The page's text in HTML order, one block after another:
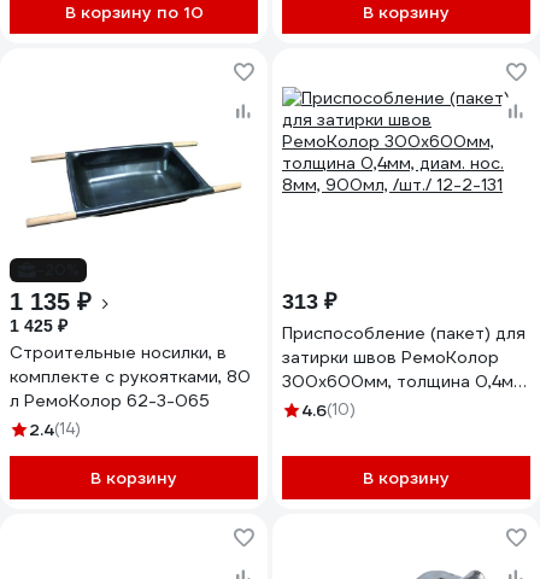
В корзину по 10 В корзину
1 135 ₽
1 425 ₽
Строительные носилки, в
комплекте с рукоятками, 80
л РемоКолор 62-3-065
2.4(14)
В корзину
313 ₽
Приспособление (пакет) для
затирки швов РемоКолор
300х600мм, толщина 0,4мм,
диам. нос. 8мм, 900мл, /шт./
4.6(10)
В корзину